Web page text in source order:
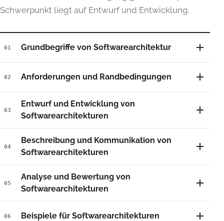
Schwerpunkt liegt auf Entwurf und Entwicklung.
01 Grundbegriffe von Softwarearchitektur
02 Anforderungen und Randbedingungen
03
Entwurf und Entwicklung von
Softwarearchitekturen
04
Beschreibung und Kommunikation von
Softwarearchitekturen
05
Analyse und Bewertung von
Softwarearchitekturen
06 Beispiele für Softwarearchitekturen